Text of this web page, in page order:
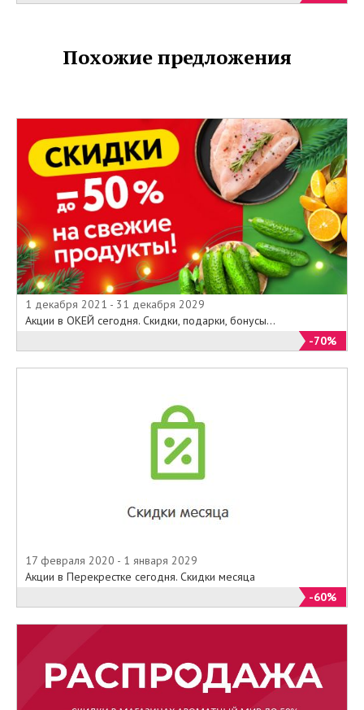
Похожие предложения
1 декабря 2021 - 31 декабря 2029
Акции в ОКЕЙ сегодня. Скидки, подарки, бонусы...
-70%
17 февраля 2020 - 1 января 2029
Акции в Перекрестке сегодня. Скидки месяца
-60%